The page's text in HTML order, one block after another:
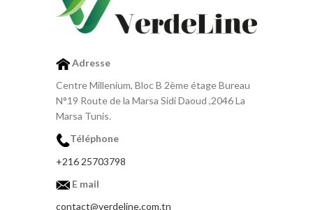
Adresse
Centre Millenium, Bloc B 2ème étage Bureau
N°19 Route de la Marsa Sidi Daoud ,2046 La
Marsa Tunis.
Téléphone
+216 25703798
E mail
contact@verdeline.com.tn